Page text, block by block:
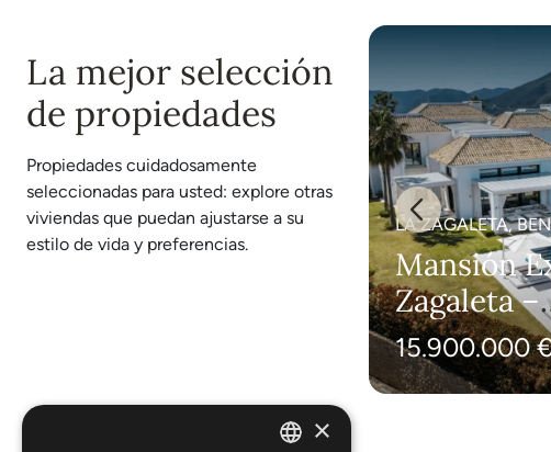
La mejor selección
de propiedades
Propiedades cuidadosamente
seleccionadas para usted: explore otras
viviendas que puedan ajustarse a su
estilo de vida y preferencias.
LA ZAGALETA,
Mansión
Zagaleta –
15.900.000
LA ZAGALETA, BENAHAVIS
Villa The Valley – Lujo
×